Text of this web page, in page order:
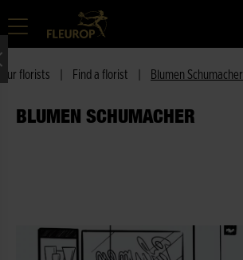
Our florists Find a florist Blumen Schumacher
BLUMEN SCHUMACHER